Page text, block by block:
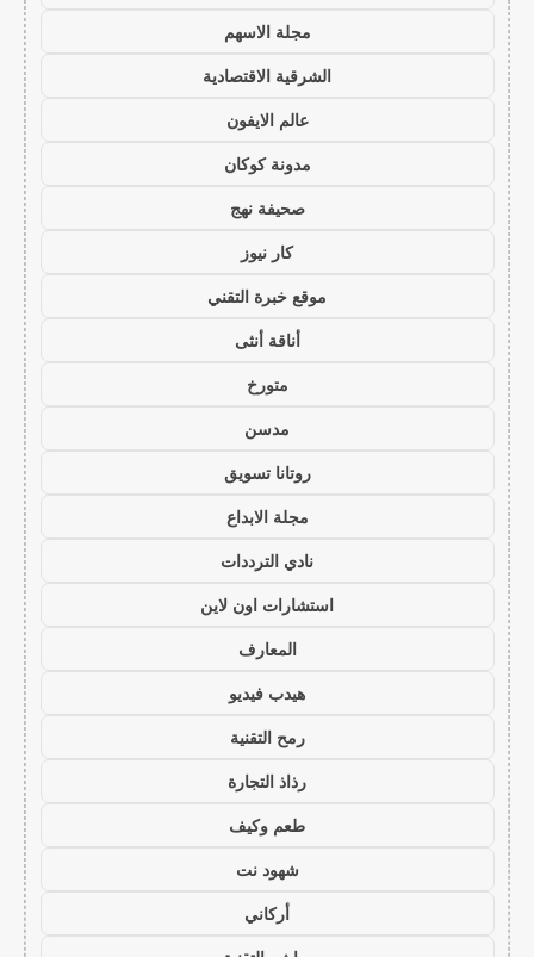
مجلة الاسهم
الشرقية الاقتصادية
عالم الايفون
مدونة كوكان
صحيفة نهج
كار نيوز
موقع خبرة التقني
أناقة أنثى
متورخ
مدسن
روتانا تسويق
مجلة الابداع
نادي الترددات
استشارات اون لاين
المعارف
هيدب فيديو
رمح التقنية
رذاذ التجارة
طعم وكيف
شهود نت
أركاني